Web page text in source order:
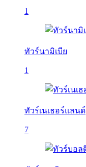
1
ทัวร์นามิเบีย
1
ทัวร์เนเธอร์แลนด์
7